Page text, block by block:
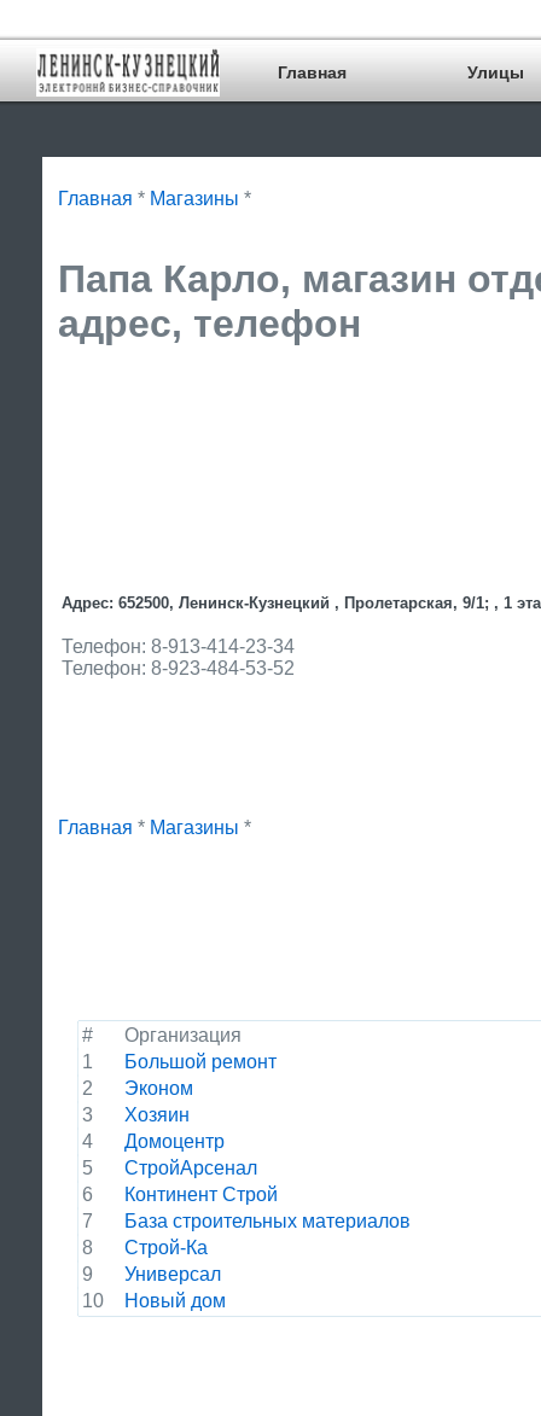
Главная Улицы
Главная * Магазины *
Папа Карло, магазин
адрес, телефон
Адрес: 652500, Ленинск-Кузнецкий , Пролетарская, 9/1; , 1
Телефон: 8-913-414-23-34
Телефон: 8-923-484-53-52
Главная * Магазины *
#
Организация
1
Большой ремонт
2
Эконом
3
Хозяин
4
Домоцентр
5
СтройАрсенал
6
Континент Строй
7
База строительных материалов
8
Строй-Ка
9
Универсал
10
Новый дом